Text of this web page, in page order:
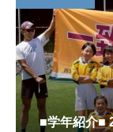
■学年紹介■